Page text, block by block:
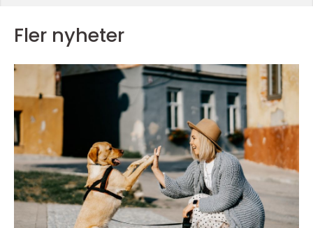
Fler nyheter